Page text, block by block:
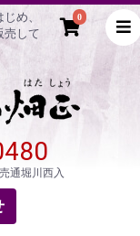
0
め、
売して
通堀川西入